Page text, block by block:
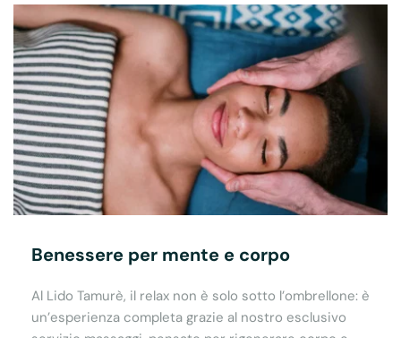
Benessere per mente e corpo
Al Lido Tamurè, il relax non è solo sotto l’ombrellone: è
un’esperienza completa grazie al nostro esclusivo